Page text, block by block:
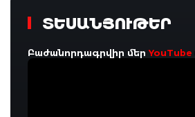
ՏԵՍԱՆՅՈՒԹԵՐ
Բաժանորդագրվիր մերYouTube